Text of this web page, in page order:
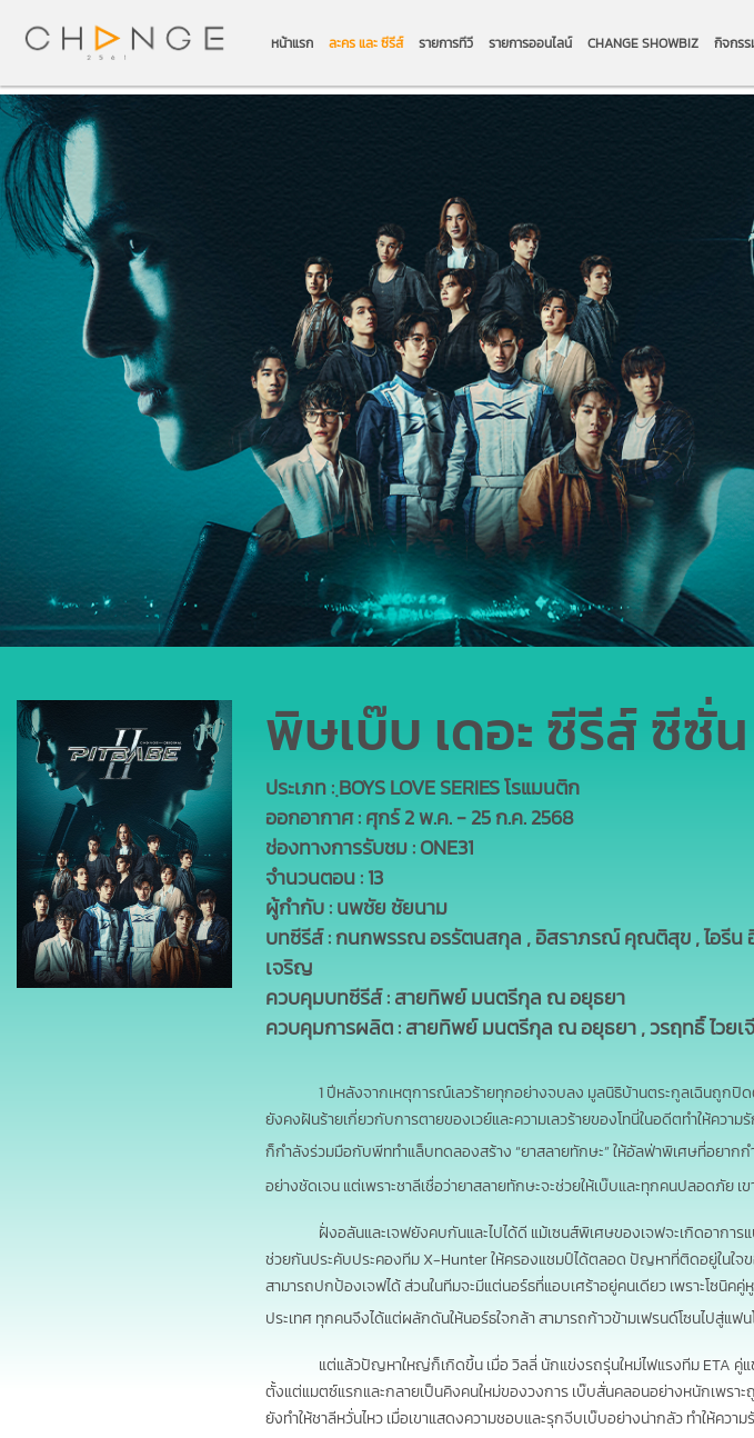
หน้าแรก ละคร และ ซีรีส์ รายการทีวี รายการออนไลน์ CHANGE SHOWBIZ กิจกร
พิษเบ๊บ เดอะ ซีรีส์ ซีซั่
ประเภท : ฺBOYS LOVE SERIES โรแมนติก
ออกอากาศ : ศุกร์ 2 พ.ค. - 25 ก.ค. 2568
ช่องทางการรับชม : ONE31
จำนวนตอน : 13
ผู้กำกับ : นพชัย ชัยนาม
บทซีรีส์ : กนกพรรณ อรรัตนสกุล , อิสราภรณ์ คุณติสุข , ไอรี
เจริญ
ควบคุมบทซีรีส์ : สายทิพย์ มนตรีกุล ณ อยุธยา
ควบคุมการผลิต : สายทิพย์ มนตรีกุล ณ อยุธยา , วรฤทธิ์ ไวยเ
1 ปีหลังจากเหตุการณ์เลวร้ายทุกอย่างจบลง มูลนิธิบ้านตระกูลเฉินถูกปิ
ยังคงฝันร้ายเกี่ยวกับการตายของเวย์และความเลวร้ายของโทนี่ในอดีตทำให้คว
ก็กำลังร่วมมือกับพีททำแล็บทดลองสร้าง “ยาสลายทักษะ” ให้อัลฟ่าพิเศษที่อยาก
อย่างชัดเจน แต่เพราะชาลีเชื่อว่ายาสลายทักษะจะช่วยให้เบ๊บและทุกคนปลอดภัย
ฝั่งอลันและเจฟยังคบกันและไปได้ดี แม้เซนส์พิเศษของเจฟจะเกิดอากา
ช่วยกันประคับประคองทีม X-Hunter ให้ครองแชมป์ได้ตลอด ปัญหาที่ติดอยู่ในใจ
สามารถปกป้องเจฟได้ ส่วนในทีมจะมีแต่นอร์ธที่แอบเศร้าอยู่คนเดียว เพราะโซนิ
ประเทศ ทุกคนจึงได้แต่ผลักดันให้นอร์ธใจกล้า สามารถก้าวข้ามเฟรนด์โซนไปสู่แฟ
แต่แล้วปัญหาใหญ่ก็เกิดขึ้น เมื่อ วิลลี่ นักแข่งรถรุ่นใหม่ไฟแรงทีม ETA คู่
ตั้งแต่แมตซ์แรกและกลายเป็นคิงคนใหม่ของวงการ เบ๊บสั่นคลอนอย่างหนักเพรา
ยังทำให้ชาลีหวั่นไหว เมื่อเขาแสดงความชอบและรุกจีบเบ๊บอย่างน่ากลัว ทำให้ค